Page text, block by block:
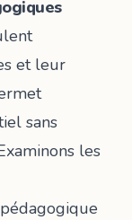
et leur
sans
les